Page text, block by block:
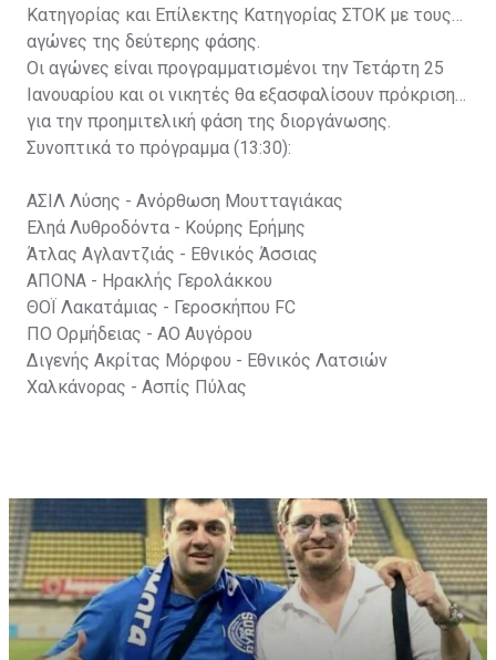
Κατηγορίας και Επίλεκτης Κατηγορίας ΣΤΟΚ με τους
αγώνες της δεύτερης φάσης.
Οι αγώνες είναι προγραμματισμένοι την Τετάρτη 25
Ιανουαρίου και οι νικητές θα εξασφαλίσουν πρόκριση
για την προημιτελική φάση της διοργάνωσης.
Συνοπτικά το πρόγραμμα (13:30):
ΑΣΙΛ Λύσης - Ανόρθωση Μουτταγιάκας
Εληά Λυθροδόντα - Κούρης Ερήμης
Άτλας Αγλαντζιάς - Εθνικός Άσσιας
ΑΠΟΝΑ - Ηρακλής Γερολάκκου
ΘΟΪ Λακατάμιας - Γεροσκήπου FC
ΠΟ Ορμήδειας - ΑΟ Αυγόρου
Διγενής Ακρίτας Μόρφου - Εθνικός Λατσιών
Χαλκάνορας - Ασπίς Πύλας